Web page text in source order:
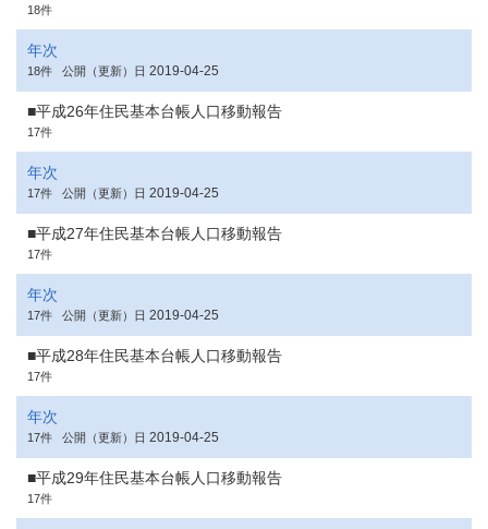
18件
年次
18件 公開（更新）日 2019-04-25
■平成26年住民基本台帳人口移動報告
17件
年次
17件 公開（更新）日 2019-04-25
■平成27年住民基本台帳人口移動報告
17件
年次
17件 公開（更新）日 2019-04-25
■平成28年住民基本台帳人口移動報告
17件
年次
17件 公開（更新）日 2019-04-25
■平成29年住民基本台帳人口移動報告
17件